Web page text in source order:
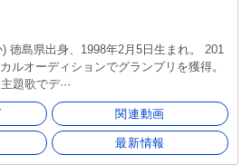
徳島県出身、1998年2月5日生まれ。 201
ルオーディションでグランプリを獲得。
題歌でデ···
関連動画
最新情報